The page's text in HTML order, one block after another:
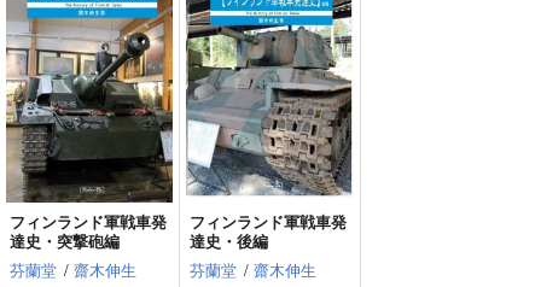
フィンランド軍戦車発
達史・突撃砲編
芬蘭堂 / 齋木伸生
フィンランド軍戦車発
達史・後編
芬蘭堂 / 齋木伸生